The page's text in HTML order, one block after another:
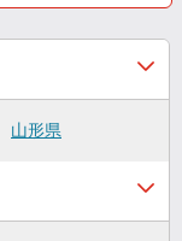
山形県